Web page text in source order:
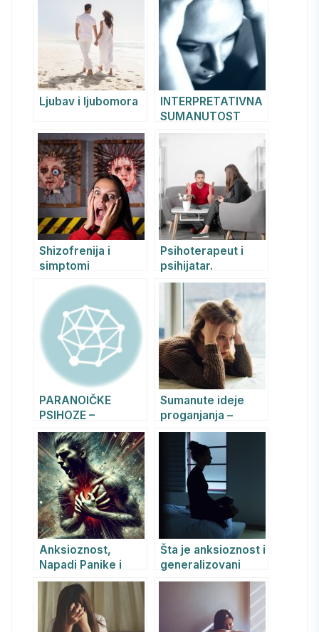
Ljubav i ljubomora
INTERPRETATIVNA
SUMANUTOST
Shizofrenija i
simptomi
Psihoterapeut i
psihijatar.
Psihoterapija kao
način lečenja.
PARANOIČKE
PSIHOZE –
REVANDIKACIONE
SUMANUTOSTI
Sumanute ideje
proganjanja –
persekucije
Anksioznost,
Napadi Panike i
Agorafobija: Kako
ih Prepoznati i
Prevazići uz Pomoć
REBT
Šta je anksioznost i
generalizovani
anksiozni